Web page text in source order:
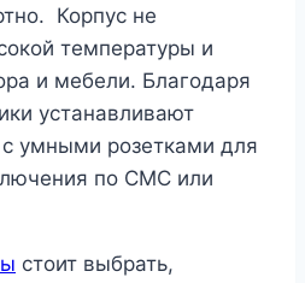
Корпус не
температуры и
и мебели. Благодаря
устанавливают
умными розетками для
по СМС или
стоит выбрать,